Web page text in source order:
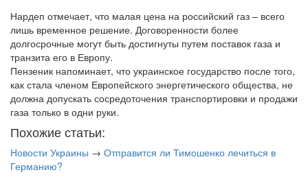
Нардеп отмечает, что малая цена на российский газ – всего
лишь временное решение. Договоренности более
долгосрочные могут быть достигнуты путем поставок газа и
транзита его в Европу.
Пензеник напоминает, что украинское государство после того,
как стала членом Европейского энергетического общества, не
должна допускать сосредоточения транспортировки и продажи
газа только в одни руки.
Похожие статьи:
Новости Украины → Отправится ли Тимошенко лечиться в
Германию?